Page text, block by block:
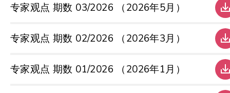
专家观点 期数 03/2026 （2026年5月）
专家观点 期数 02/2026 （2026年3月）
专家观点 期数 01/2026 （2026年1月）